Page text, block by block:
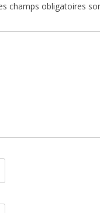
champs obligatoires